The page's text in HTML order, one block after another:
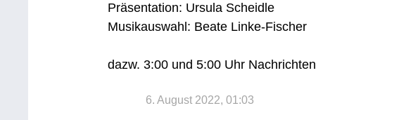
Präsentation: Ursula Scheidle
Musikauswahl: Beate Linke-Fischer
dazw. 3:00 und 5:00 Uhr Nachrichten
6. August 2022, 01:03